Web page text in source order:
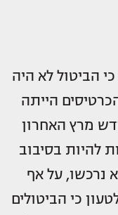
הביטול לא היה
הייתה
מרץ האחרון
להיות בסיבוב
נרכשו, על אף
כי הביטולים